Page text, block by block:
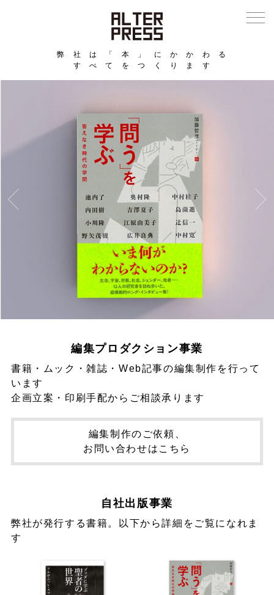
弊社は「本」にかかわる
すべてをつくります
編集プロダクション事業
書籍・ムック・雑誌・Web記事の編集制作を行って
います
企画立案・印刷手配からご相談承ります
編集制作のご依頼、
お問い合わせはこちら
自社出版事業
弊社が発行する書籍。以下から詳細をご覧になれま
す